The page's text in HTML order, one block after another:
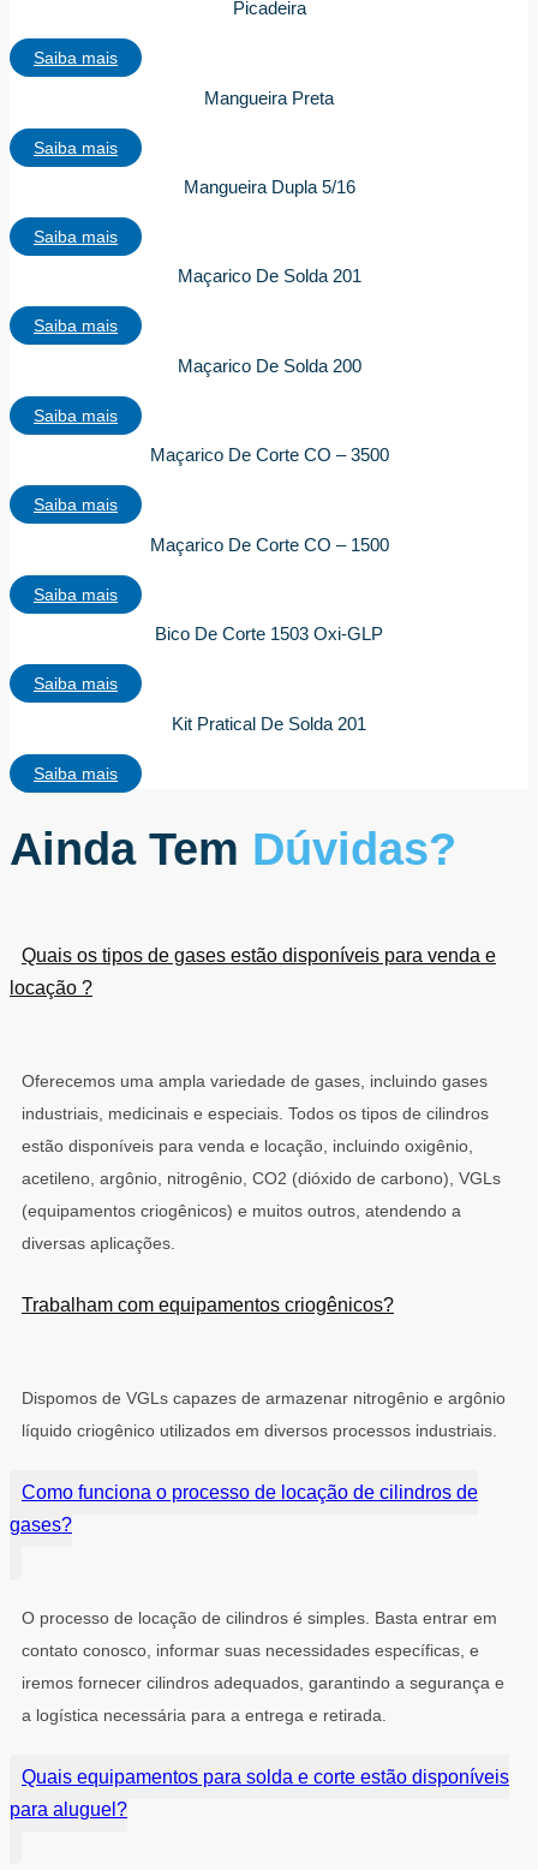
Picadeira
Saiba mais
Mangueira Preta
Saiba mais
Mangueira Dupla 5/16
Saiba mais
Maçarico De Solda 201
Saiba mais
Maçarico De Solda 200
Saiba mais
Maçarico De Corte CO – 3500
Saiba mais
Maçarico De Corte CO – 1500
Saiba mais
Bico De Corte 1503 Oxi-GLP
Saiba mais
Kit Pratical De Solda 201
Saiba mais
Ainda Tem Dúvidas?
Quais os tipos de gases estão disponíveis para venda e
locação ?
Oferecemos uma ampla variedade de gases, incluindo gases
industriais, medicinais e especiais. Todos os tipos de cilindros
estão disponíveis para venda e locação, incluindo oxigênio,
acetileno, argônio, nitrogênio, CO2 (dióxido de carbono), VGLs
(equipamentos criogênicos) e muitos outros, atendendo a
diversas aplicações.
Trabalham com equipamentos criogênicos?
Dispomos de VGLs capazes de armazenar nitrogênio e argônio
líquido criogênico utilizados em diversos processos industriais.
Como funciona o processo de locação de cilindros de
gases?
O processo de locação de cilindros é simples. Basta entrar em
contato conosco, informar suas necessidades específicas, e
iremos fornecer cilindros adequados, garantindo a segurança e
a logística necessária para a entrega e retirada.
Quais equipamentos para solda e corte estão disponíveis
para aluguel?